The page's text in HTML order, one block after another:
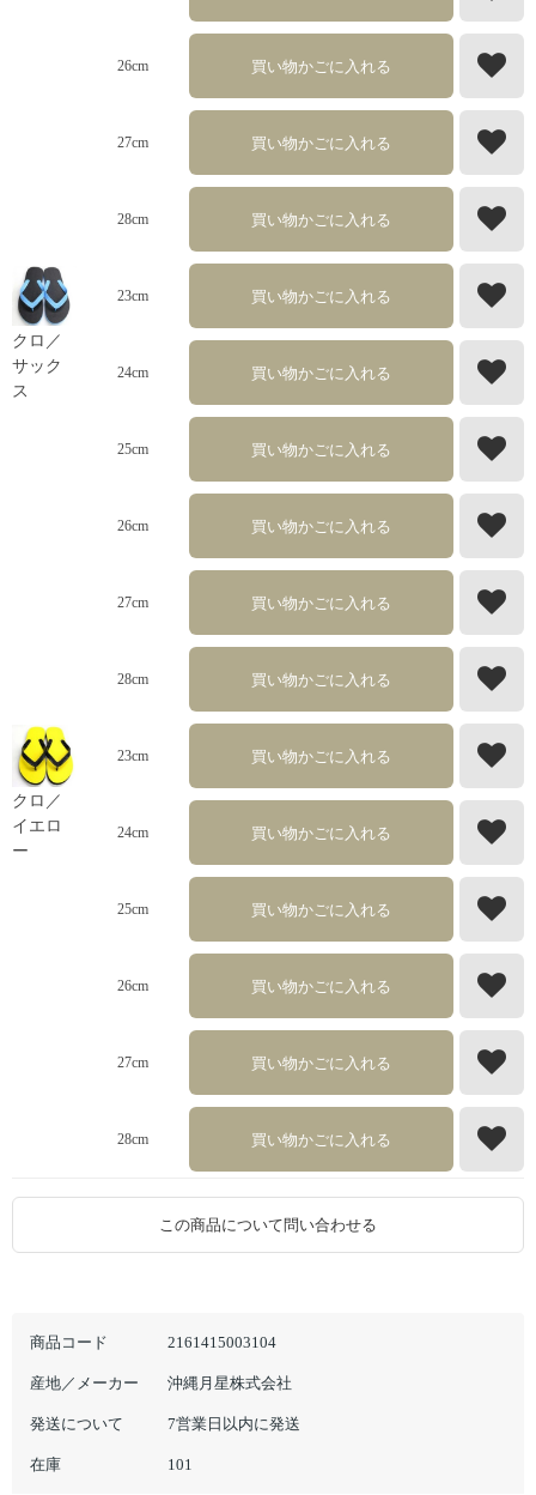
商品コード 2161415003104
産地／メーカー 沖縄月星株式会社
発送について 7営業日以内に発送
在庫 101
26cm 買い物かごに入れる
27cm 買い物かごに入れる
28cm 買い物かごに入れる
クロ／
サック
ス
23cm 買い物かごに入れる
24cm 買い物かごに入れる
25cm 買い物かごに入れる
26cm 買い物かごに入れる
27cm 買い物かごに入れる
28cm 買い物かごに入れる
クロ／
イエロ
ー
23cm 買い物かごに入れる
24cm 買い物かごに入れる
25cm 買い物かごに入れる
26cm 買い物かごに入れる
27cm 買い物かごに入れる
28cm 買い物かごに入れる
この商品について問い合わせる